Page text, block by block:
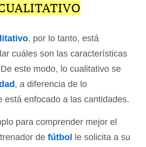
, por lo tanto, está
cuáles son las características
este modo, lo cualitativo se
, a diferencia de lo
está enfocado a las cantidades.
para comprender mejor el
de fútbol
le solicita a su